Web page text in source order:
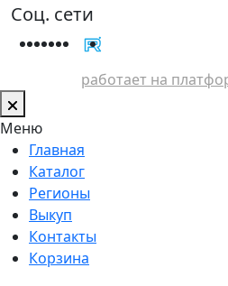
Соц. сети
работает на
Меню
Главная
Каталог
Регионы
Выкуп
Контакты
Корзина